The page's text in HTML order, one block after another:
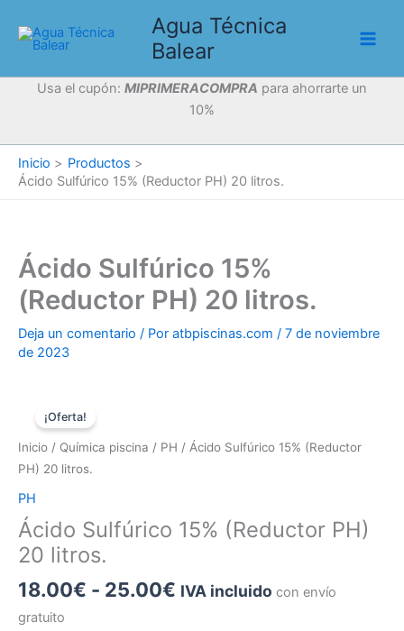
contenido
Agua Técnica
Balear
Usa el cupón: MIPRIMERACOMPRA para ahorrarte un
10%
Inicio
Productos
Ácido Sulfúrico 15% (Reductor PH) 20 litros.
Ácido Sulfúrico 15%
(Reductor PH) 20 litros.
Deja un comentario / Por atbpiscinas.com / 7 de noviembre
de 2023
¡Oferta!
Inicio / Química piscina / PH / Ácido Sulfúrico 15% (Reductor
PH) 20 litros.
PH
Ácido Sulfúrico 15% (Reductor PH)
20 litros.
18.00€ - 25.00€ Rango
IVA incluido con envío
gratuito